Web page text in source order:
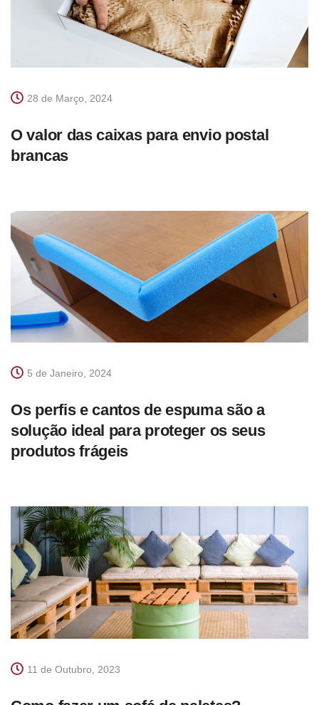
28 de Março, 2024
O valor das caixas para envio postal
brancas
5 de Janeiro, 2024
Os perfis e cantos de espuma são a
solução ideal para proteger os seus
produtos frágeis
11 de Outubro, 2023